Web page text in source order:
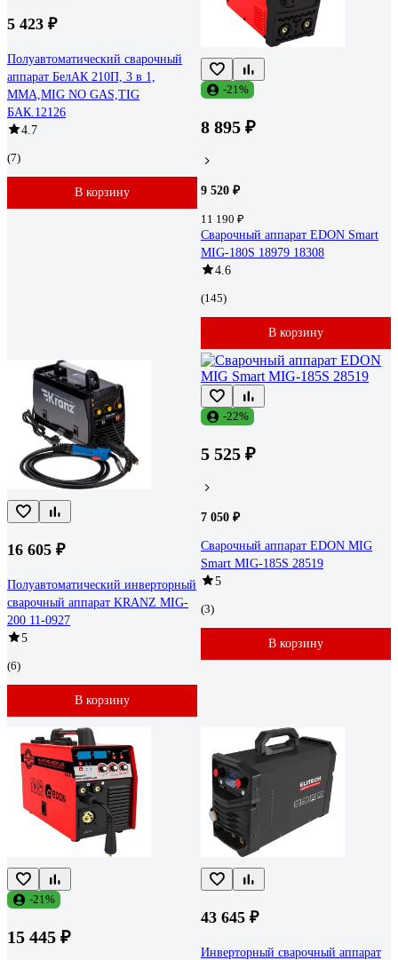
5 423 ₽
Полуавтоматический сварочный
аппарат БелАК 210П, 3 в 1,
MMA,MIG NO GAS,TIG
БАК.12126
4.7
(7)
В корзину
-21%
8 895 ₽
9 520 ₽
11 190 ₽
Сварочный аппарат EDON Smart
MIG-180S 18979 18308
4.6
(145)
В корзину
16 605 ₽
Полуавтоматический инверторный
сварочный аппарат KRANZ MIG-
200 11-0927
5
(6)
В корзину
-22%
5 525 ₽
7 050 ₽
Сварочный аппарат EDON MIG
Smart MIG-185S 28519
5
(3)
В корзину
-21%
15 445 ₽
43 645 ₽
Инверторный сварочный аппарат